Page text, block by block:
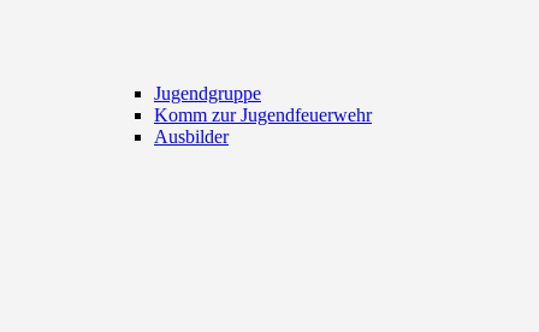
Jugendgruppe
Komm zur Jugendfeuerwehr
Ausbilder